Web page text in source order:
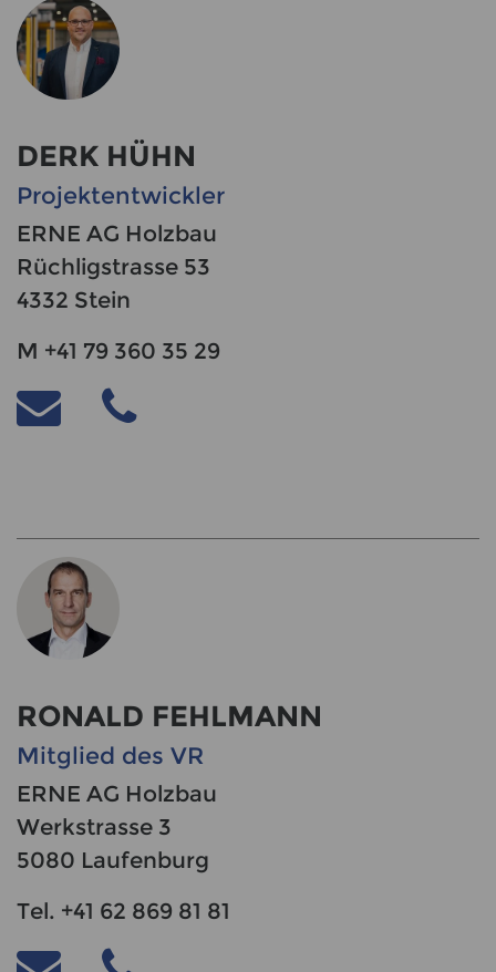
DERK HÜHN
Projektentwickler
ERNE AG Holzbau
Rüchligstrasse 53
4332 Stein
M +41 79 360 35 29
RONALD FEHLMANN
Mitglied des VR
ERNE AG Holzbau
Werkstrasse 3
5080 Laufenburg
Tel. +41 62 869 81 81